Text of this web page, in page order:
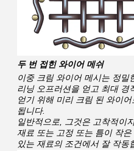
두 번 접힌 와이어 메쉬
이중 크림 와이어 메시는 정밀
리닝 오프러션을 얻고 최대 경
얻기 위해 미리 크림 된 와이어
됩니다.
일반적으로, 그것은 고착적이
재료 또는 고정 또는 틈이 작은
있는 재료의 조건에서 잘 작동